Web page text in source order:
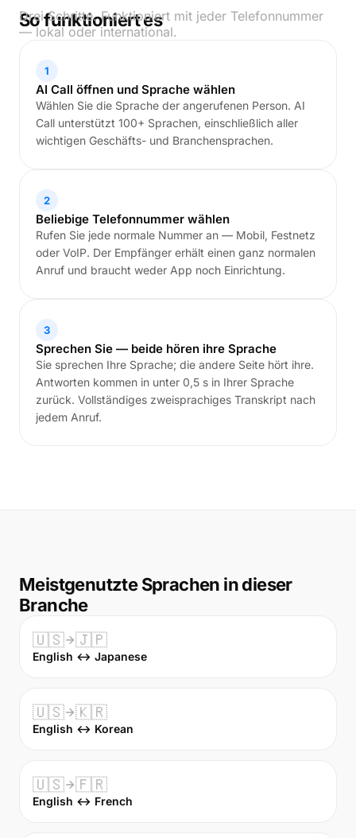
So funktioniert es
Drei Schritte. Funktioniert mit jeder Telefonnummer
— lokal oder international.
1
AI Call öffnen und Sprache wählen
Wählen Sie die Sprache der angerufenen Person. AI
Call unterstützt 100+ Sprachen, einschließlich aller
wichtigen Geschäfts- und Branchensprachen.
2
Beliebige Telefonnummer wählen
Rufen Sie jede normale Nummer an — Mobil, Festnetz
oder VoIP. Der Empfänger erhält einen ganz normalen
Anruf und braucht weder App noch Einrichtung.
3
Sprechen Sie — beide hören ihre Sprache
Sie sprechen Ihre Sprache; die andere Seite hört ihre.
Antworten kommen in unter 0,5 s in Ihrer Sprache
zurück. Vollständiges zweisprachiges Transkript nach
jedem Anruf.
Meistgenutzte Sprachen in dieser
Branche
🇺🇸 🇯🇵
English ↔ Japanese
🇺🇸 🇰🇷
English ↔ Korean
🇺🇸 🇫🇷
English ↔ French